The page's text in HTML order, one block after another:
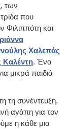
των
που
Φιλιππότη και
Χαλεπάς
Καλέντη. Ένα
μικρά παιδιά
τη συνέντευξη,
αγάπη για τον
η κάθε μια